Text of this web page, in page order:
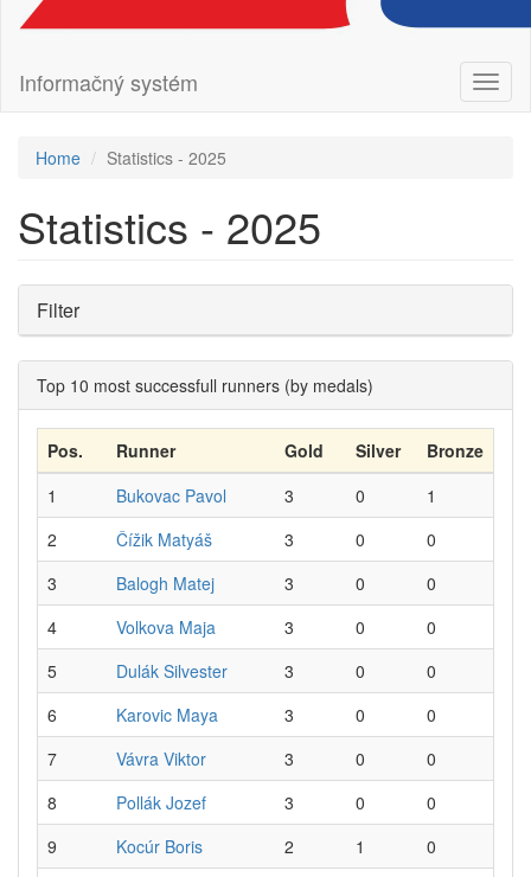
Informačný systém
Home Statistics - 2025
Statistics - 2025
Filter
Top 10 most successfull runners (by medals)
Pos. Runner Gold Silver
Bronze
1
Bukovac Pavol 3 0
1
2
Čížik Matyáš 3 0
0
3
Balogh Matej 3 0
0
4
Volkova Maja 3 0
0
5
Dulák Silvester 3 0
0
6
Karovic Maya 3 0
0
7
Vávra Viktor 3 0
0
8
Pollák Jozef 3 0
0
9
Kocúr Boris 2 1
0